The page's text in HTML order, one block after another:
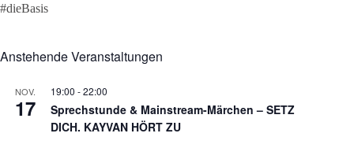
#dieBasis
Anstehende Veranstaltungen
NOV.
17
19:00 -22:00
Sprechstunde & Mainstream-Märchen – SETZ
DICH. KAYVAN HÖRT ZU